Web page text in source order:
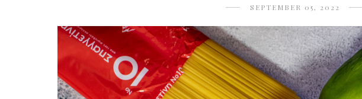
SEPTEMBER 05, 2022